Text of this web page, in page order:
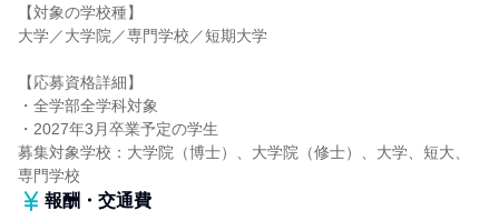
【対象の学校種】
大学／大学院／専門学校／短期大学
【応募資格詳細】
・全学部全学科対象
・2027年3月卒業予定の学生
募集対象学校：大学院（博士）、大学院（修士）、大学、短大、
専門学校
報酬・交通費